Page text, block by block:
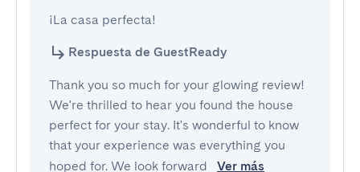
¡La casa perfecta!
Respuesta de GuestReady
Thank you so much for your glowing review!
We're thrilled to hear you found the house
perfect for your stay. It's wonderful to know
that your experience was everything you
hoped for. We look forward
Ver más